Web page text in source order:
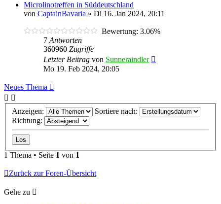
Microlinotreffen in Süddeutschland
von CaptainBavaria » Di 16. Jan 2024, 20:11
Bewertung: 3.06%
7 Antworten
360960 Zugriffe
Letzter Beitrag von Sunneraindler
Mo 19. Feb 2024, 20:05
Neues Thema
Anzeigen:
Sortiere nach:
Richtung:
1 Thema • Seite 1 von 1
Zurück zur Foren-Übersicht
Gehe zu